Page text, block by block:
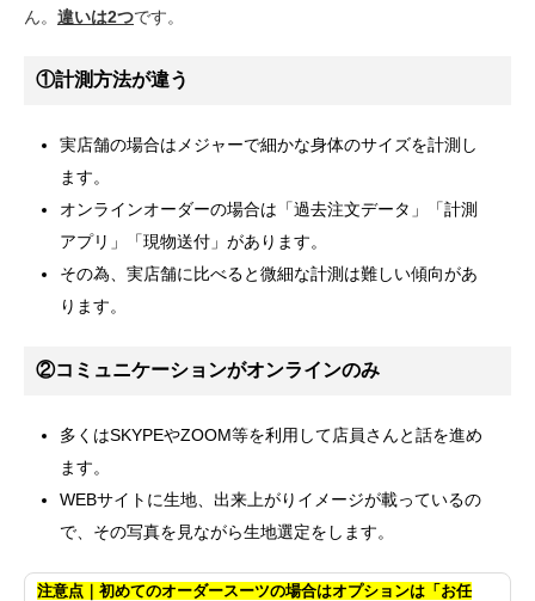
ん。 違いは2つです。
①計測方法が違う
実店舗の場合はメジャーで細かな身体のサイズを計測し
ます。
オンラインオーダーの場合は「過去注文データ」「計測
アプリ」「現物送付」があります。
その為、実店舗に比べると微細な計測は難しい傾向があ
ります。
②コミュニケーションがオンラインのみ
多くはSKYPEやZOOM等を利用して店員さんと話を進め
ます。
WEBサイトに生地、出来上がりイメージが載っているの
で、その写真を見ながら生地選定をします。
注意点｜初めてのオーダースーツの場合はオプションは「お任